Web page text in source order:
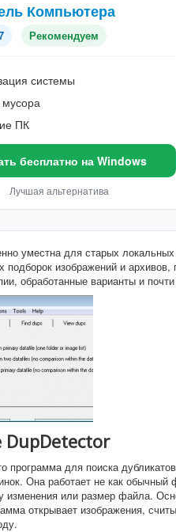
Компьютера
Рекомендуем
системы
мусора
ПК
бесплатно на Windows
Лучшая альтернатива
уместна для старых
подборок изображений и
обработанные варианты и
DupDetector
программа для поиска
Она работает не как
изменения или размер файла.
открывает изображения,